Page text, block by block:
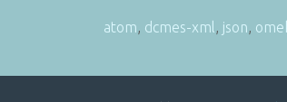
atom, dcmes-xml , json,